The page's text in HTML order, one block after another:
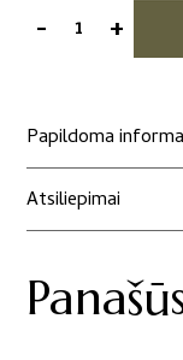
-produkto
bičių
vaško
žvakės
4
+
Papildoma
Atsiliepimai